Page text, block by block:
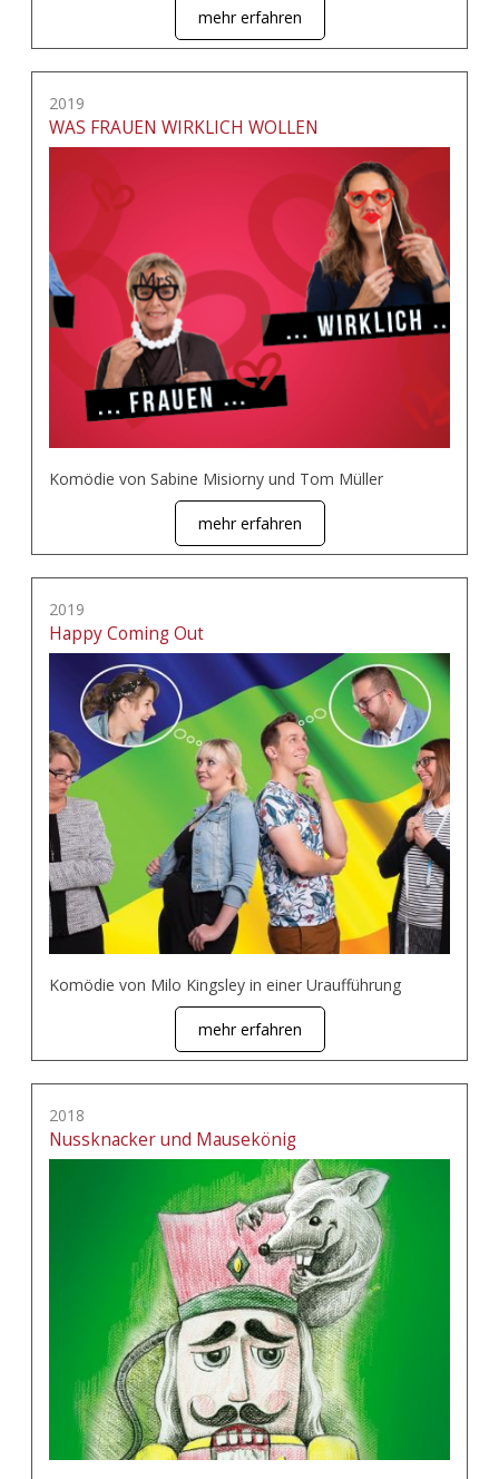
mehr erfahren
2019
WAS FRAUEN WIRKLICH WOLLEN
Komödie von Sabine Misiorny und Tom Müller
mehr erfahren
2019
Happy Coming Out
Komödie von Milo Kingsley in einer Uraufführung
mehr erfahren
2018
Nussknacker und Mausekönig